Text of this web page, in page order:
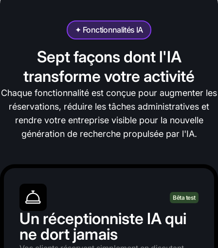
✦ Fonctionnalités IA
Sept façons dont l'IA
transforme votre activité
Chaque fonctionnalité est conçue pour augmenter les
réservations, réduire les tâches administratives et
rendre votre entreprise visible pour la nouvelle
génération de recherche propulsée par l'IA.
Bêta test
Un réceptionniste IA qui
ne dort jamais